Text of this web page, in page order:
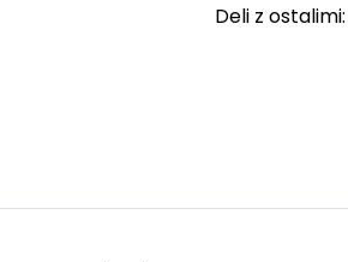
Deli z ostalimi: